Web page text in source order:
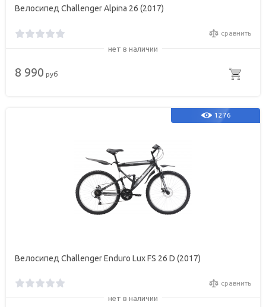
Велосипед Challenger Alpina 26 (2017)
сравнить
нет в наличии
8 990 руб
1276
Велосипед Challenger Enduro Lux FS 26 D (2017)
сравнить
нет в наличии